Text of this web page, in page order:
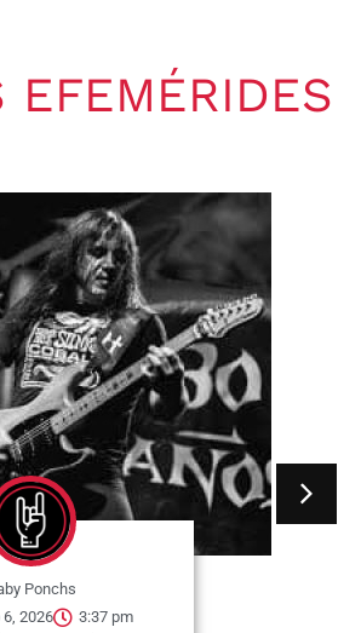
EFEMÉRIDES
Ponchs
2026
3:37 pm